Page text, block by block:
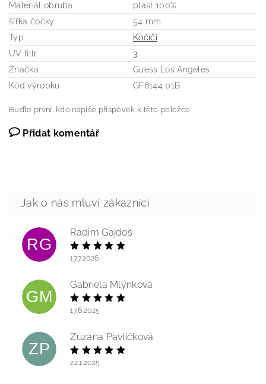
Materiál obruba
plast 100%
šířka čočky
54 mm
Typ
Kočičí
UV filtr
3
Značka
Guess Los Angeles
Kód výrobku
GF6144 01B
Buďte první, kdo napíše příspěvek k této položce.
Přidat komentář
RG
Radim Gajdos
17.7.2026
GM
Gabriela Mlýnková
17.6.2025
ZP
Zuzana Pavlíčková
22.1.2025